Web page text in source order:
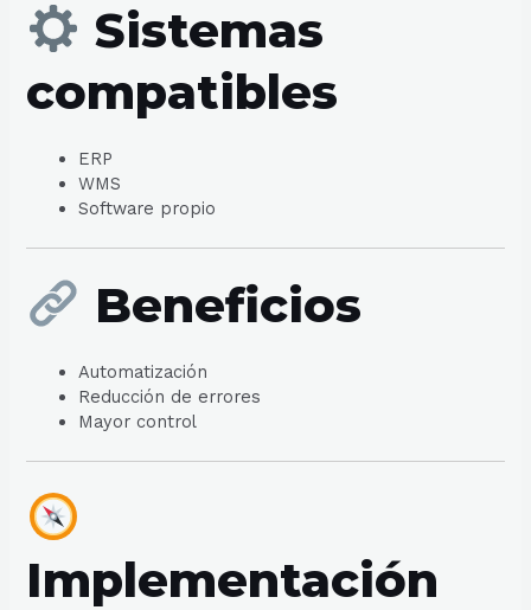
Sistemas
compatibles
ERP
WMS
Software propio
Beneficios
Automatización
Reducción de errores
Mayor control
Implementación